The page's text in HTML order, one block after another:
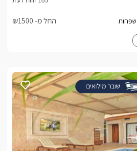
החל מ- ₪1500
שובר מילואים